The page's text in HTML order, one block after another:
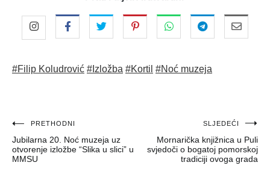
#Filip Koludrović #Izložba #Kortil #Noć muzeja
Navigacija
objava
PRETHODNI
Jubilarna 20. Noć muzeja uz
otvorenje izložbe “Slika u slici” u
MMSU
SLJEDEĆI
Mornarička knjižnica u Puli
svjedoči o bogatoj pomorskoj
tradiciji ovoga grada